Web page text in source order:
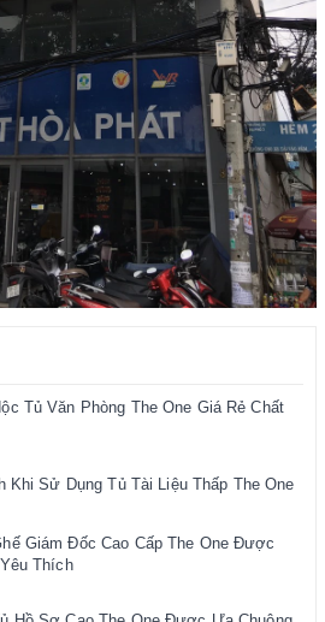
Tủ Văn Phòng The One Giá Rẻ Chất
Khi Sử Dụng Tủ Tài Liệu Thấp The One
Giám Đốc Cao Cấp The One Được
Thích